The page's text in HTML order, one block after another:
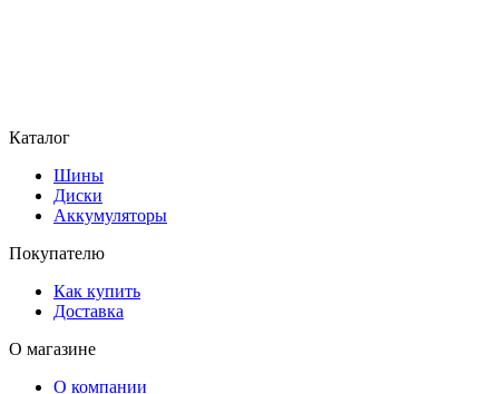
Каталог
Шины
Диски
Аккумуляторы
Покупателю
Как купить
Доставка
О магазине
О компании